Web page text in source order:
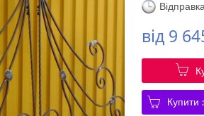
від 9
Купити